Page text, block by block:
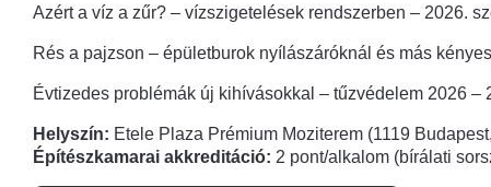
Azért a víz a zűr? – vízszigetelések rendszerben – 2026.
Rés a pajzson – épületburok nyílászáróknál és más
Évtizedes problémák új kihívásokkal – tűzvédelem 2026 –
Helyszín: Etele Plaza Prémium Moziterem (1119
Építészkamarai akkreditáció: 2 pont/alkalom (bírálati